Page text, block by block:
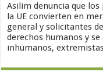
Asilim denuncia que
la UE convierten en
general y solicitantes
derechos humanos y
inhumanos,